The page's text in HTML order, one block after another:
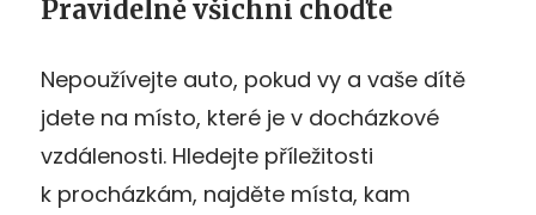
Pravidelně všichni choďte
Nepoužívejte auto, pokud vy a vaše dítě
jdete na místo, které je v docházkové
vzdálenosti. Hledejte příležitosti
k procházkám, najděte místa, kam